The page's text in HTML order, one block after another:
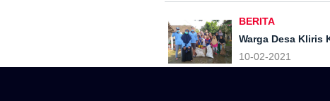
BERITA
Warga Desa Kliris
Kelompok 56 UIN
10-02-2021